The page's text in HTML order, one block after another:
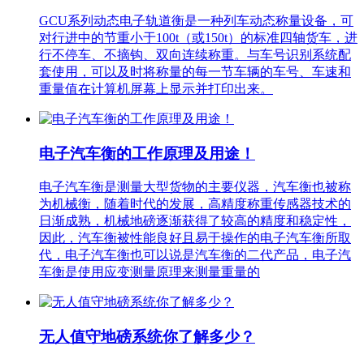
GCU系列动态电子轨道衡是一种列车动态称量设备，可
对行进中的节重小于100t（或150t）的标准四轴货车，进
行不停车、不摘钩、双向连续称重。与车号识别系统配
套使用，可以及时将称量的每一节车辆的车号、车速和
重量值在计算机屏幕上显示并打印出来。
电子汽车衡的工作原理及用途！
电子汽车衡是测量大型货物的主要仪器，汽车衡也被称
为机械衡，随着时代的发展，高精度称重传感器技术的
日渐成熟，机械地磅逐渐获得了较高的精度和稳定性，
因此，汽车衡被性能良好且易于操作的电子汽车衡所取
代，电子汽车衡也可以说是汽车衡的二代产品，电子汽
车衡是使用应变测量原理来测量重量的
无人值守地磅系统你了解多少？